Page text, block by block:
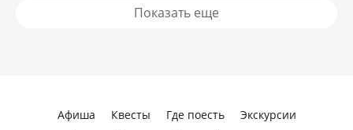
Показать еще
Афиша Квесты Где поесть
Экскурсии